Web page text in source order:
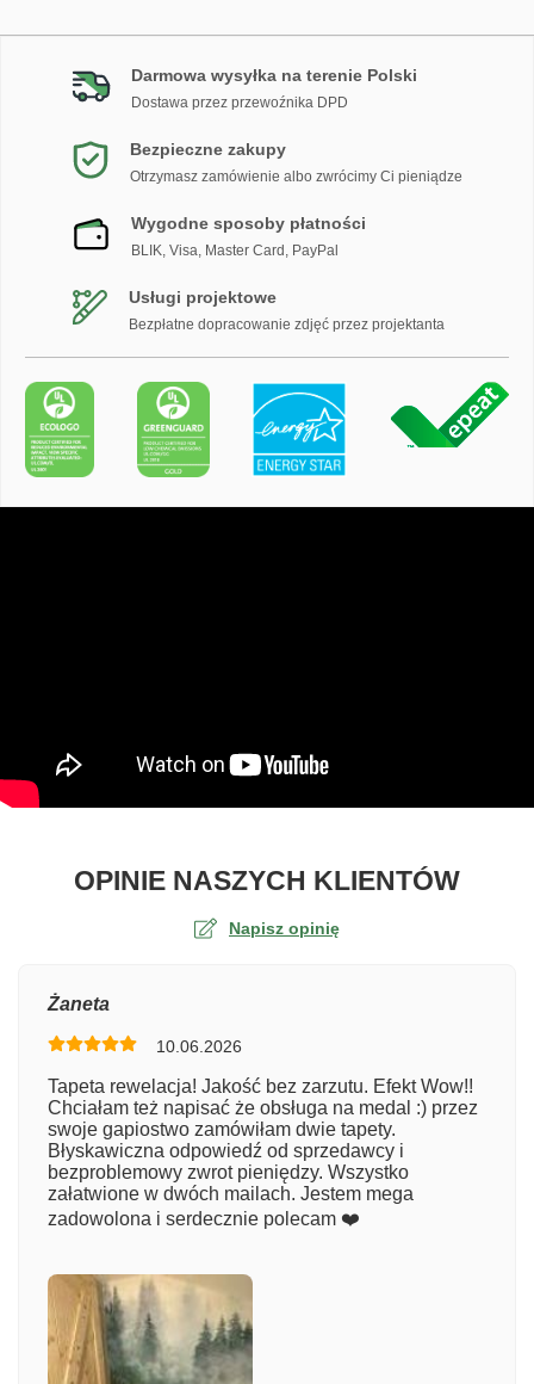
Darmowa wysyłka na terenie Polski
Dostawa przez przewoźnika DPD
Bezpieczne zakupy
Otrzymasz zamówienie albo zwrócimy Ci pieniądze
Wygodne sposoby płatności
BLIK, Visa, Master Card, PayPal
Usługi projektowe
Bezpłatne dopracowanie zdjęć przez projektanta
OPINIE NASZYCH KLIENTÓWO
Napisz opinię
Numer zamówienia
Imię
Żaneta
10.06.2026
Tapeta rewelacja! Jakość bez zarzutu. Efekt Wow!!
Chciałam też napisać że obsługa na medal :) przez
swoje gapiostwo zamówiłam dwie tapety.
Błyskawiczna odpowiedź od sprzedawcy i
bezproblemowy zwrot pieniędzy. Wszystko
załatwione w dwóch mailach. Jestem mega
zadowolona i serdecznie polecam ❤️